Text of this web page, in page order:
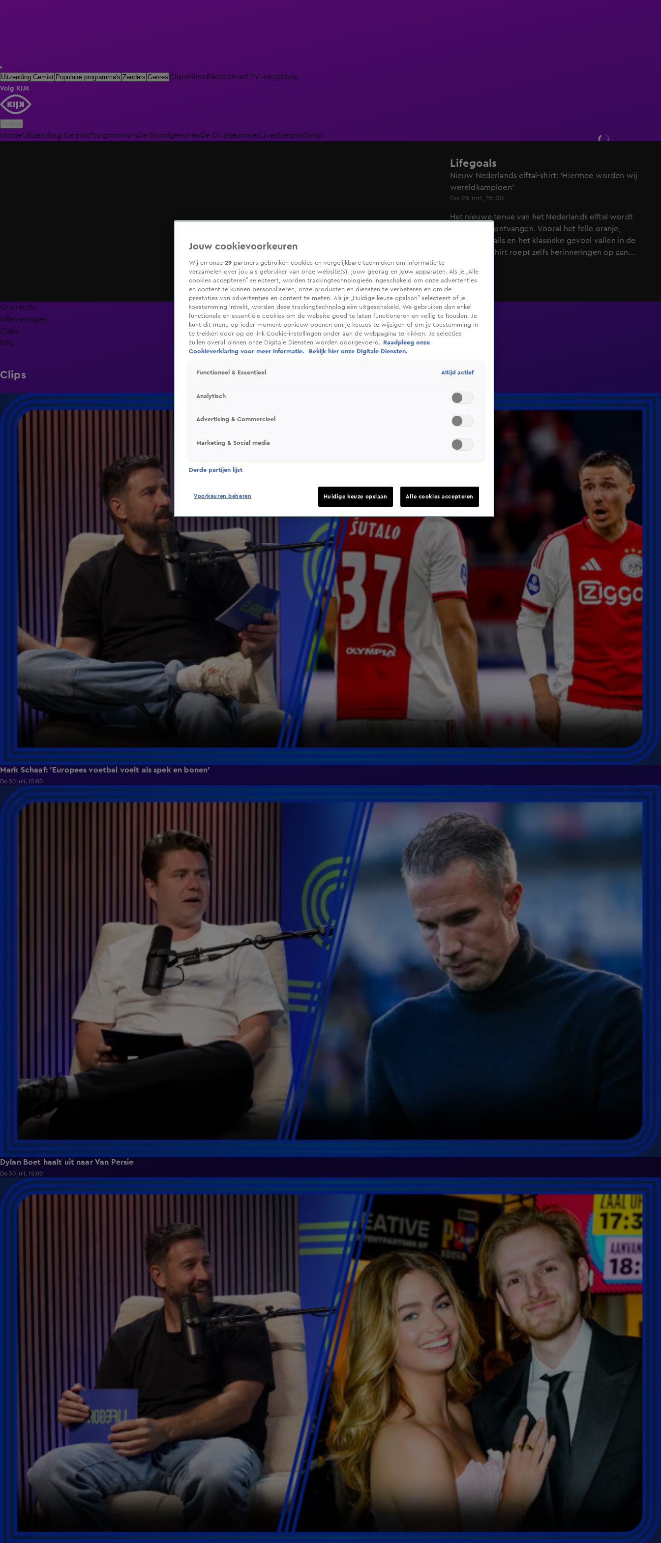
Uitzending Gemist Populaire programma's Zenders Genres ClipsFilmsRadioSmart TV inlogShop
Volg KIJK
HomeUitzending GemistProgramma'sDe BondgenotenDe Oranjezomer LivestreamsShop
Lifegoals
Nieuw Nederlands elftal-shirt: 'Hiermee worden wij
wereldkampioen'
Do 26 mrt, 15:00
Het nieuwe tenue van het Nederlands elftal wordt
enthousiast ontvangen. Vooral het felle oranje,
subtiele details en het klassieke gevoel vallen in de
smaak. Het shirt roept zelfs herinneringen op aan
toekomstige toernooien.
Overzicht
Afleveringen
Clips
Info
Clips
2:40
Mark Schaaf: 'Europees voetbal voelt als spek en bonen'
Do 30 juli, 15:00
2:42
Dylan Boet haalt uit naar Van Persie
Do 30 juli, 15:00
1:24
Jouw cookievoorkeuren
Wij en onze 29 partners gebruiken cookies en vergelijkbare technieken om informatie te
verzamelen over jou als gebruiker van onze website(s), jouw gedrag en jouw apparaten. Als je „Alle
cookies accepteren” selecteert, worden trackingtechnologieën ingeschakeld om onze advertenties
en content te kunnen personaliseren, onze producten en diensten te verbeteren en om de
prestaties van advertenties en content te meten. Als je „Huidige keuze opslaan” selecteert of je
toestemming intrekt, worden deze trackingtechnologieën uitgeschakeld. We gebruiken dan enkel
functionele en essentiële cookies om de website goed te laten functioneren en veilig te houden. Je
kunt dit menu op ieder moment opnieuw openen om je keuzes te wijzigen of om je toestemming in
te trekken door op de link Cookie-instellingen onder aan de webpagina te klikken. Je selecties
zullen overal binnen onze Digitale Diensten worden doorgevoerd.
Raadpleeg onze
Cookieverklaring voor meer informatie.
Bekijk hier onze Digitale Diensten.
Functioneel & Essentieel Altijd actief
Analytisch
Advertising & Commercieel
Marketing & Social media
Derde partijen lijst
Voorkeuren beheren Huidige keuze opslaan Alle cookies accepteren